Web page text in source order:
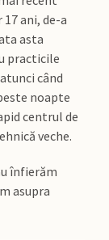
ani, de-a
asta
practicile
când
noapte
centrul de
veche.
înfierăm
asupra